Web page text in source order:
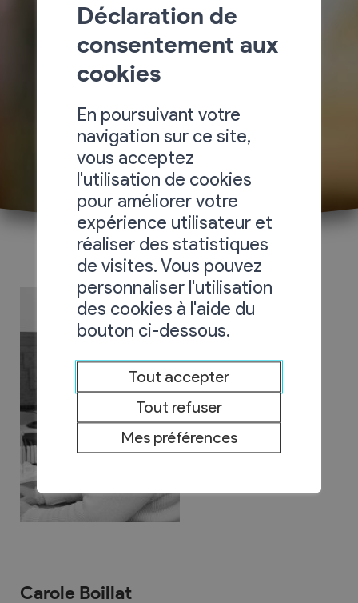
Carole Boillat
Déclaration de
consentement aux
cookies
En poursuivant votre
navigation sur ce site,
vous acceptez
l'utilisation de cookies
pour améliorer votre
expérience utilisateur et
réaliser des statistiques
de visites. Vous pouvez
personnaliser l'utilisation
des cookies à l'aide du
bouton ci-dessous.
Tout accepter
Tout refuser
Mes préférences